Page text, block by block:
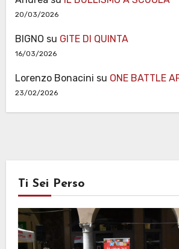
20/03/2026
BIGNO su GITE DI QUINTA
16/03/2026
Lorenzo Bonacini su ONE BATTLE
23/02/2026
Ti Sei Perso